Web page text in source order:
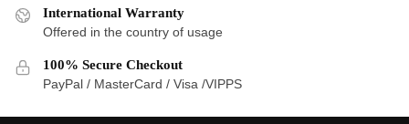
International Warranty
Offered in the country of usage
100% Secure Checkout
PayPal / MasterCard / Visa /VIPPS